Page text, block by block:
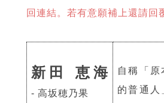
回連結。若有意願補上還請回
新田 恵海
- 高坂穂乃果
自稱「原
的普通人